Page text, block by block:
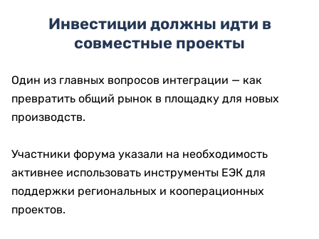
Инвестиции должны идти в
совместные проекты
Один из главных вопросов интеграции — как
превратить общий рынок в площадку для новых
производств.
Участники форума указали на необходимость
активнее использовать инструменты ЕЭК для
поддержки региональных и кооперационных
проектов.